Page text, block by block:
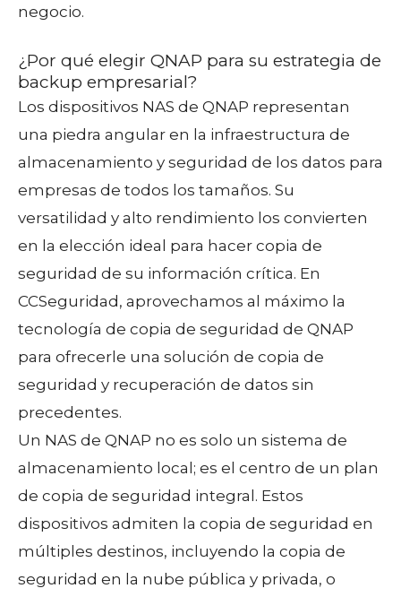
negocio.
¿Por qué elegir QNAP para su estrategia de
backup empresarial?
Los dispositivos NAS de QNAP representan
una piedra angular en la infraestructura de
almacenamiento y seguridad de los datos para
empresas de todos los tamaños. Su
versatilidad y alto rendimiento los convierten
en la elección ideal para hacer copia de
seguridad de su información crítica. En
CCSeguridad, aprovechamos al máximo la
tecnología de copia de seguridad de QNAP
para ofrecerle una solución de copia de
seguridad y recuperación de datos sin
precedentes.
Un NAS de QNAP no es solo un sistema de
almacenamiento local; es el centro de un plan
de copia de seguridad integral. Estos
dispositivos admiten la copia de seguridad en
múltiples destinos, incluyendo la copia de
seguridad en la nube pública y privada, o